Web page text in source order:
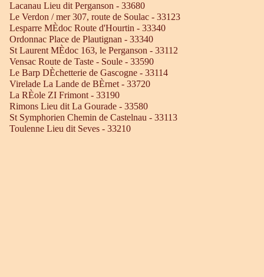
Lacanau Lieu dit Perganson - 33680
Le Verdon / mer 307, route de Soulac - 33123
Lesparre MÈdoc Route d'Hourtin - 33340
Ordonnac Place de Plautignan - 33340
St Laurent MÈdoc 163, le Perganson - 33112
Vensac Route de Taste - Soule - 33590
Le Barp DÈchetterie de Gascogne - 33114
Virelade La Lande de BÈrnet - 33720
La RÈole ZI Frimont - 33190
Rimons Lieu dit La Gourade - 33580
St Symphorien Chemin de Castelnau - 33113
Toulenne Lieu dit Seves - 33210